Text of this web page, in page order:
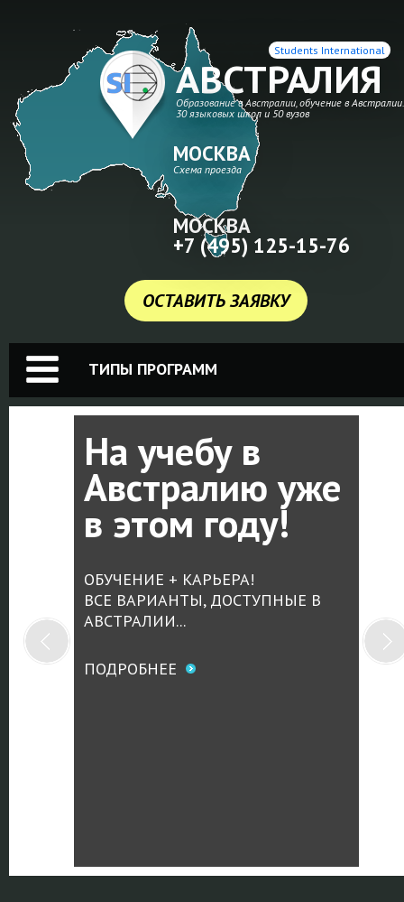
АВСТРАЛИЯ
Образование в Австралии, обучение в Австралии.
30 языковых школ и 50 вузов
Students International
ОСТАВИТЬ ЗАЯВКУ
МОСКВА
Схема проезда
МОСКВА
+7 (495) 125-15-76
ТИПЫ ПРОГРАММ
На учебу в
Австралию уже
в этом году!
ОБУЧЕНИЕ + КАРЬЕРА!
ВСЕ ВАРИАНТЫ, ДОСТУПНЫЕ В
АВСТРАЛИИ...
ПОДРОБНЕЕ